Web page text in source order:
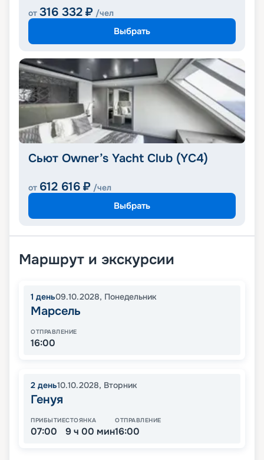
от 316 332 ₽ /чел
Выбрать
Сьют Owner’s Yacht Club (YC4)
от 612 616 ₽ /чел
Выбрать
Маршрут и экскурсии
1 день09.10.2028, Понедельник
Марсель
ОТПРАВЛЕНИЕ
16:00
2 день10.10.2028, Вторник
Генуя
ПРИБЫТИЕ
07:00
СТОЯНКА
9 ч 00 мин
ОТПРАВЛЕНИЕ
16:00